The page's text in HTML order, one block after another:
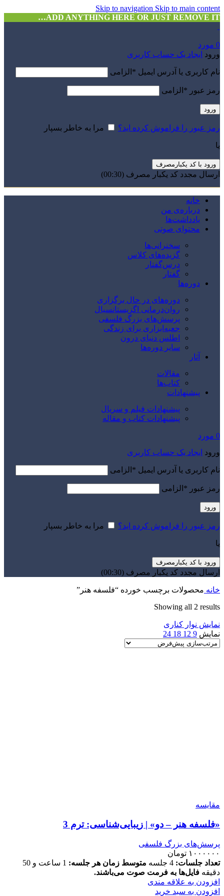
Skip to navigation Skip to main content
ADD ANYTHING HERE OR JUST REMOVE IT…
0 مورد
ورود ایجاد یک حساب کاربری
نام کاربری یا آدرس ایمیل * الزامی
رمز عبور * الزامی
ورود
رمز عبور را فراموش کرده اید؟ مرا به خاطر بسپار
یا
ورود با کد یکبارمصرف
ارسال مجدد کد یکبار مصرف (00:
30
)
خانه
درباره‌ی من
یادداشت‌ها
محتوای صوتی
سخنرانی‌ها
گزیده‌های کلاس
درس‌گفتار
گفتار
دوره‌ها
دوره‌های در حال برگزاری
روان‌درمانی اگزیستانسیال
پرسش‌های بزرگ فلسفی
جعبه‌ابزاری برای زندگی
اطلس دنیای درون
سایر دوره‌ها
آثار
مقالات
کتاب‌ها
پیشنهادات
پیشنهادات فیلم و سریال
پیشنهادات کتاب و مقاله
0 مورد
ورود ایجاد یک حساب کاربری
نام کاربری یا آدرس ایمیل * الزامی
رمز عبور * الزامی
ورود
رمز عبور را فراموش کرده اید؟ مرا به خاطر بسپار
یا
ورود با کد یکبارمصرف
ارسال مجدد کد یکبار مصرف (00:
30
)
خانه محصولات برچسب خورده “فلسفه هنر”
Showing all 2 results
نمایش نوار کناری
نمایش 9
12
18
24
مقايسه
«فلسفه هنر – دو» | زیبایی‌شناسی: ترم 3
پرسش‌های بزرگ فلسفی
۱۰۰۰۰۰۰ تومان
تعداد جلسات:
متوسط زمان هر جلسه:
1 ساعت و 50
دقیقه فایل‌ها به فرمت صوت می‌باشند.
افزودن به علاقه مندی
افزودن به سبد خرید